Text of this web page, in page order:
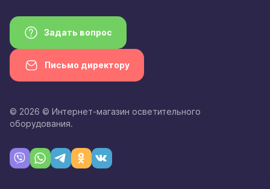
Задать вопрос
Письмо директору
© 2026 © Интернет-магазин осветительного
оборудования.